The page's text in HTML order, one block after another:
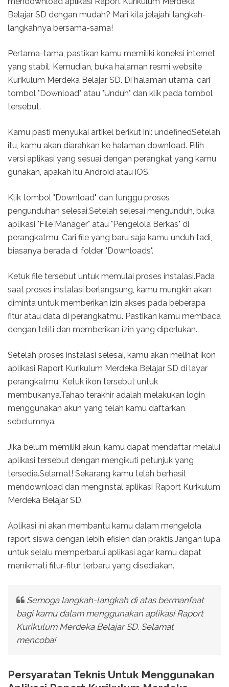
Belajar SD dengan mudah? Mari kita jelajahi langkah-
langkahnya bersama-sama!
Pertama-tama, pastikan kamu memiliki koneksi internet
yang stabil. Kemudian, buka halaman resmi website
Kurikulum Merdeka Belajar SD. Di halaman utama, cari
tombol "Download" atau "Unduh" dan klik pada tombol
tersebut.
Kamu pasti menyukai artikel berikut ini: undefinedSetelah
itu, kamu akan diarahkan ke halaman download. Pilih
versi aplikasi yang sesuai dengan perangkat yang kamu
gunakan, apakah itu Android atau iOS.
Klik tombol "Download" dan tunggu proses
pengunduhan selesai.Setelah selesai mengunduh, buka
aplikasi "File Manager" atau "Pengelola Berkas" di
perangkatmu. Cari file yang baru saja kamu unduh tadi,
biasanya berada di folder "Downloads".
Ketuk file tersebut untuk memulai proses instalasi.Pada
saat proses instalasi berlangsung, kamu mungkin akan
diminta untuk memberikan izin akses pada beberapa
fitur atau data di perangkatmu. Pastikan kamu membaca
dengan teliti dan memberikan izin yang diperlukan.
Setelah proses instalasi selesai, kamu akan melihat ikon
aplikasi Raport Kurikulum Merdeka Belajar SD di layar
perangkatmu. Ketuk ikon tersebut untuk
membukanya.Tahap terakhir adalah melakukan login
menggunakan akun yang telah kamu daftarkan
sebelumnya.
Jika belum memiliki akun, kamu dapat mendaftar melalui
aplikasi tersebut dengan mengikuti petunjuk yang
tersedia.Selamat! Sekarang kamu telah berhasil
mendownload dan menginstal aplikasi Raport Kurikulum
Merdeka Belajar SD.
Aplikasi ini akan membantu kamu dalam mengelola
raport siswa dengan lebih efisien dan praktis.Jangan lupa
untuk selalu memperbarui aplikasi agar kamu dapat
menikmati fitur-fitur terbaru yang disediakan.
Semoga langkah-langkah di atas bermanfaat
bagi kamu dalam menggunakan aplikasi Raport
Kurikulum Merdeka Belajar SD. Selamat
mencoba!
Persyaratan Teknis Untuk Menggunakan